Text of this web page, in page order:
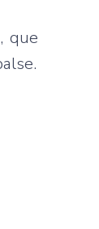
que